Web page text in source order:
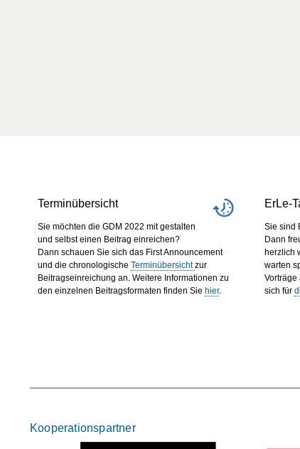
Terminübersicht
Sie möchten die GDM 2022 mit gestalten
und selbst einen Beitrag einreichen?
Dann schauen Sie sich das First Announcement
und die chronologische Terminübersichtzur
Beitragseinreichung an. Weitere Informationen zu
den einzelnen Beitragsformaten finden Sie hier.
ErLe-
Sie sind
Dann
herzlich
warten
Vorträge
sich für
Kooperationspartner